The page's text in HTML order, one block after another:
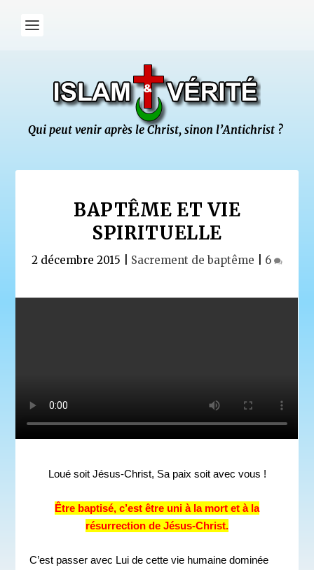
BAPTÊME ET VIE
SPIRITUELLE
2 décembre 2015 Sacrement de baptême 6
Loué soit Jésus-Christ, Sa paix soit avec vous !
Être baptisé, c’est être uni à la mort et à la
résurrection de Jésus-Christ.
C’est passer avec Lui de cette vie humaine dominée